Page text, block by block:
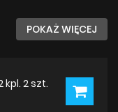
POKAŻ WIĘCEJ
kpl. 2 szt.